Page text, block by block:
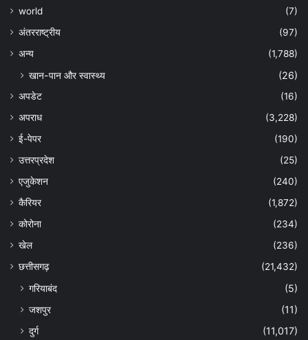
world
(7)
अंतरराष्ट्रीय
(97)
अन्‍य
(1,788)
खान-पान और स्वास्थ्य (26)
अपडेट
(16)
अपराध
(3,228)
ई-पेपर
(190)
उत्तरप्रदेश
(25)
एजुकेशन
(240)
कैरियर
(1,872)
कोरोना
(234)
खेल
(236)
छत्तीसगढ़
(21,432)
गरियाबंद
(5)
जशपुर
(11)
दुर्ग
(11,017)